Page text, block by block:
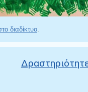
διαδίκτυο.